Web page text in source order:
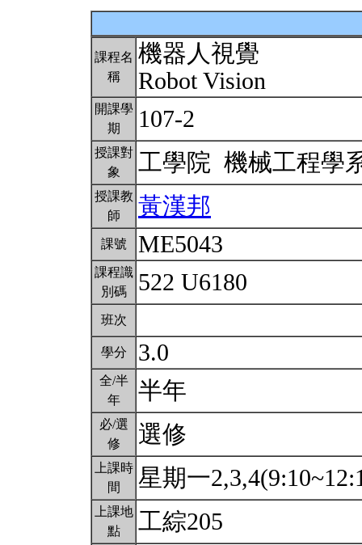
課程名
稱
機器人視覺
Robot Vision
開課學
期
107-2
授課對
象
工學院 機械工程學
授課教
師
黃漢邦
課號 ME5043
課程識
別碼
522 U6180
班次
學分 3.0
全/半
年
半年
必/選
修
選修
上課時
間
星期一
上課地
點
工綜205